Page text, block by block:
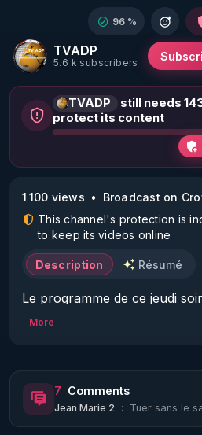
TVADP
5.6 k subscribers
96 %
TVADP
still needs
protect its content
1 100 views
Broadcast on
This channel's protection is
to keep its videos online
Description Résumé
Le programme de ce jeudi
infantile falsifiés.
- Echos du Net. Nouvelles
prisons israéliennes.
- Comprendre le monde.
More
7 Comments
Jean Marie 2 : Tuer sans le savoir, alors pas